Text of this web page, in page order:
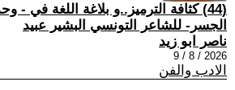
(44) كثافة الترميز..و بلاغة اللغة في -
الجسر- للشاعر التونسي البشير عبيد
ناصر ابو زيد
2026 / 8 / 9
الادب والفن